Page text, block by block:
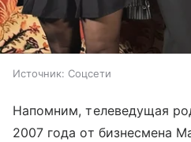
Источник: Соцсети
Напомним, телеведущая
2007 года от бизнесмена